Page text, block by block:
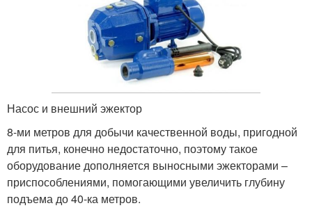
Насос и внешний эжектор
8-ми метров для добычи качественной воды, пригодной
для питья, конечно недостаточно, поэтому такое
оборудование дополняется выносными эжекторами –
приспособлениями, помогающими увеличить глубину
подъема до 40-ка метров.